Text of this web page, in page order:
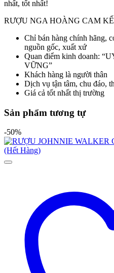
nhất, tốt nhất!
RƯỢU NGA HOÀNG CAM
Chỉ bán hàng chính hãng,
nguồn gốc, xuất xứ
Quan điểm kinh doanh:
VỮNG”
Khách hàng là người thân
Dịch vụ tận tâm, chu đáo,
Giá cả tốt nhất thị trường
Sản phẩm tương tự
-50%